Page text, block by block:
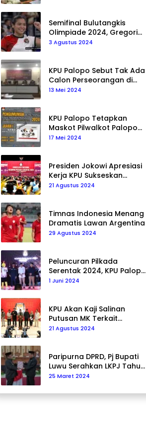
Semifinal Bulutangkis
Olimpiade 2024, Gregoria
Mariska Tunjung Akan
3 Agustus 2024
KPU Palopo Sebut Tak Ada
Calon Perseorangan di
Pilkada 2024
13 Mei 2024
KPU Palopo Tetapkan
Maskot Pilwalkot Palopo
2024, Berikut Maknanya!
17 Mei 2024
Presiden Jokowi Apresiasi
Kerja KPU Sukseskan
Pemilu 2024
21 Agustus 2024
Timnas Indonesia Menang
Dramatis Lawan Argentina
29 Agustus 2024
Peluncuran Pilkada
Serentak 2024, KPU Palopo
Ajak Masyarakat Ciptakan
1 Juni 2024
KPU Akan Kaji Salinan
Putusan MK Terkait
Pencalonan Pilkada
21 Agustus 2024
Paripurna DPRD, Pj Bupati
Luwu Serahkan LKPJ Tahun
2023
25 Maret 2024